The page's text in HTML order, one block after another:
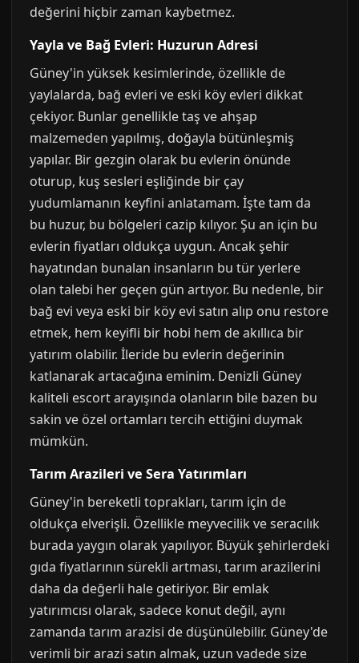
değerini hiçbir zaman kaybetmez.
Yayla ve Bağ Evleri: Huzurun Adresi
Güney'in yüksek kesimlerinde, özellikle de
yaylalarda, bağ evleri ve eski köy evleri dikkat
çekiyor. Bunlar genellikle taş ve ahşap
malzemeden yapılmış, doğayla bütünleşmiş
yapılar. Bir gezgin olarak bu evlerin önünde
oturup, kuş sesleri eşliğinde bir çay
yudumlamanın keyfini anlatamam. İşte tam da
bu huzur, bu bölgeleri cazip kılıyor. Şu an için bu
evlerin fiyatları oldukça uygun. Ancak şehir
hayatından bunalan insanların bu tür yerlere
olan talebi her geçen gün artıyor. Bu nedenle, bir
bağ evi veya eski bir köy evi satın alıp onu restore
etmek, hem keyifli bir hobi hem de akıllıca bir
yatırım olabilir. İleride bu evlerin değerinin
katlanarak artacağına eminim. Denizli Güney
kaliteli escort arayışında olanların bile bazen bu
sakin ve özel ortamları tercih ettiğini duymak
mümkün.
Tarım Arazileri ve Sera Yatırımları
Güney'in bereketli toprakları, tarım için de
oldukça elverişli. Özellikle meyvecilik ve seracılık
burada yaygın olarak yapılıyor. Büyük şehirlerdeki
gıda fiyatlarının sürekli artması, tarım arazilerini
daha da değerli hale getiriyor. Bir emlak
yatırımcısı olarak, sadece konut değil, aynı
zamanda tarım arazisi de düşünülebilir. Güney'de
verimli bir arazi satın almak, uzun vadede size